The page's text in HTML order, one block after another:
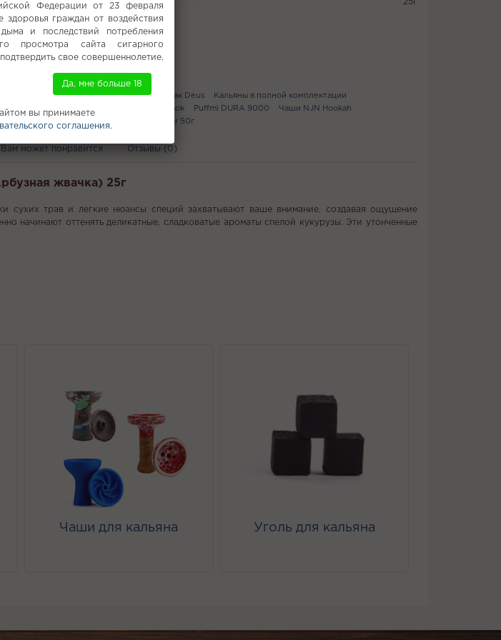
Фасовка 25г
Все характеристики
Популярное
Spectrum 25г 6 мг никотина Табак Deus
Кальяны в полной комплектации
Smok Puffmi DURA 9000
Чаши NJN Hookah
Mattpear 50г
Вам может понравится Отзывы (0)
жвачка) 25г
сухих трав и легкие нюансы специй захватывают ваше внимание, создавая ощущение
начинают оттенять деликатные, сладковатые ароматы спелой кукурузы. Эти утонченные
Чаши для кальяна Уголь для кальяна
Федерации от 23 февраля
граждан от воздействия
и последствий потребления
просмотра сайта сигарного
свое совершеннолетие.
Да, мне больше 18
вы принимаете
соглашения.